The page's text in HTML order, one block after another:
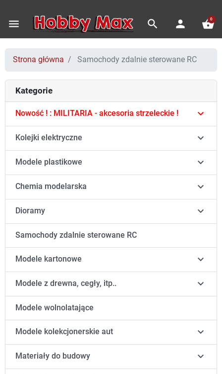
menu search person shopping_basket
0
Strona główna Samochody zdalnie sterowane RC
Kategorie
Nowość ! : MILITARIA - akcesoria strzeleckie ! 
Kolejki elektryczne 
Modele plastikowe 
Chemia modelarska 
Dioramy 
Samochody zdalnie sterowane RC
Modele kartonowe 
Modele z drewna, cegły, itp.. 
Modele wolnolatające
Modele kolekcjonerskie aut 
Materiały do budowy 